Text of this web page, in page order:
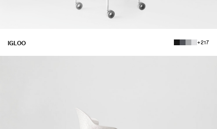
IGLOO +217